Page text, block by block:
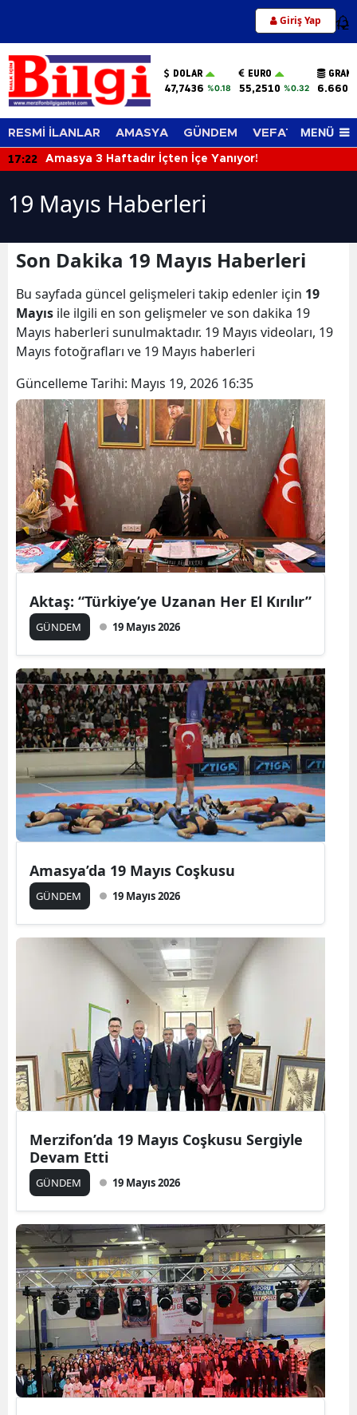
Giriş Yap 12
DOLAR
47,7436 %0.18
EURO
55,2510 %0.32
RESMİ İLANLAR AMASYA GÜNDEM VEFAT EDENLER
MENÜ
17:22 Amasya 3 Haftadır İçten İçe Yanıyor!
19 Mayıs Haberleri
Son Dakika 19 Mayıs Haberleri
Bu sayfada güncel gelişmeleri takip edenler için 19
Mayıs ile ilgili en son gelişmeler ve son dakika 19
Mayıs haberleri sunulmaktadır. 19 Mayıs videoları, 19
Mayıs fotoğrafları ve 19 Mayıs haberleri
Güncelleme Tarihi: Mayıs 19, 2026 16:35
Aktaş: “Türkiye’ye Uzanan Her El Kırılır”
GÜNDEM 19 Mayıs 2026
Amasya’da 19 Mayıs Coşkusu
GÜNDEM 19 Mayıs 2026
Merzifon’da 19 Mayıs Coşkusu Sergiyle
Devam Etti
GÜNDEM 19 Mayıs 2026